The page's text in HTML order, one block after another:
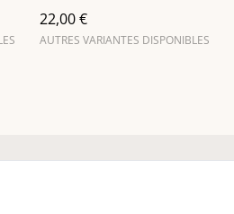
22,00 €
AUTRES VARIANTES DISPONIBLES